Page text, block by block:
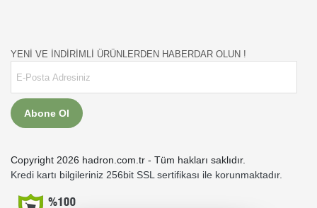
YENİ VE İNDİRİMLİ ÜRÜNLERDEN HABERDAR OLUN !
Abone Ol
Copyright 2026 hadron.com.tr - Tüm hakları saklıdır.
Kredi kartı bilgileriniz 256bit SSL sertifikası ile korunmaktadır.